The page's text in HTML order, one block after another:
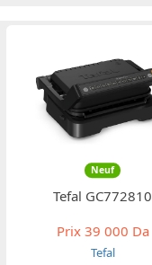
Neuf
Tefal GC772810
Prix39 000 Da
Tefal